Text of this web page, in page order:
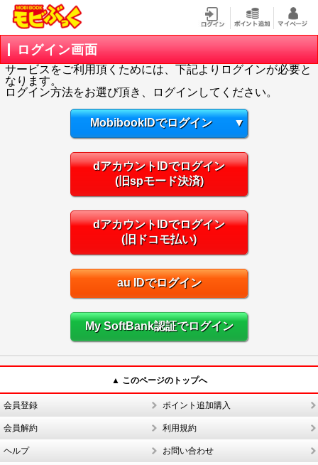
ログイン画面
サービスをご利用頂くためには、下記よりログインが必要と
なります。
ログイン方法をお選び頂き、ログインしてください。
MobibookIDでログイン ▼
dアカウントIDでログイン
(旧spモード決済)
dアカウントIDでログイン
(旧ドコモ払い)
au IDでログイン
My SoftBank認証でログイン
▲ このページのトップへ
会員登録 ポイント追加購入
会員解約 利用規約
ヘルプ お問い合わせ